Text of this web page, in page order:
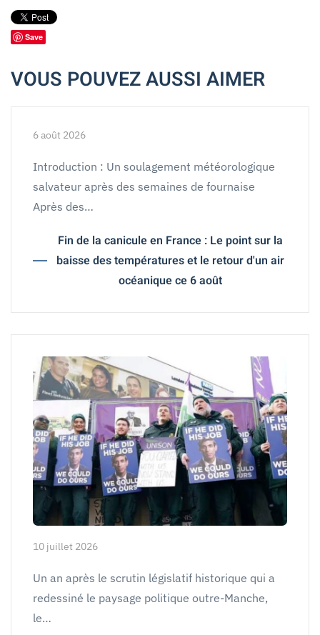
Save
VOUS POUVEZ AUSSI AIMER
6 août 2026
Introduction : Un soulagement météorologique
salvateur après des semaines de fournaise
Après des…
Fin de la canicule en France : Le point sur la
baisse des températures et le retour d'un air
océanique ce 6 août
10 juillet 2026
Un an après le scrutin législatif historique qui a
redessiné le paysage politique outre-Manche,
le…